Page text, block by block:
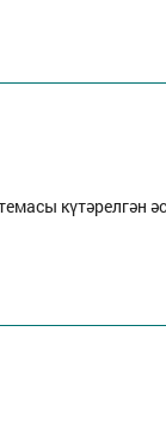
күтәрелгән